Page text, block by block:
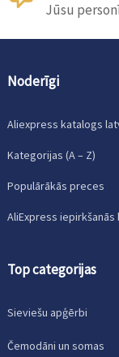
Jūsu
Noderīgi
Aliexpress katalogs
Kategorijas (A – Z)
Populārākās preces
AliExpress
Top categorijas
Sieviešu apģērbi
Čemodāni un somas